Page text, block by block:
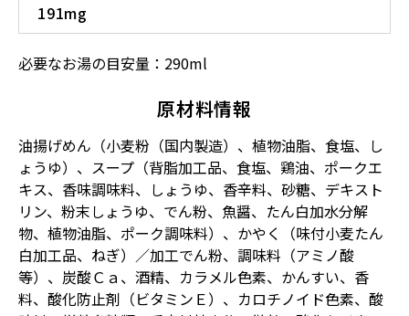
191mg
必要なお湯の目安量：290ml
原材料情報
油揚げめん（小麦粉（国内製造）、植物油脂、食塩、し
ょうゆ）、スープ（背脂加工品、食塩、鶏油、ポークエ
キス、香味調味料、しょうゆ、香辛料、砂糖、デキスト
リン、粉末しょうゆ、でん粉、魚醤、たん白加水分解
物、植物油脂、ポーク調味料）、かやく（味付小麦たん
白加工品、ねぎ）／加工でん粉、調味料（アミノ酸
等）、炭酸Ｃａ、酒精、カラメル色素、かんすい、香
料、酸化防止剤（ビタミンＥ）、カロチノイド色素、酸